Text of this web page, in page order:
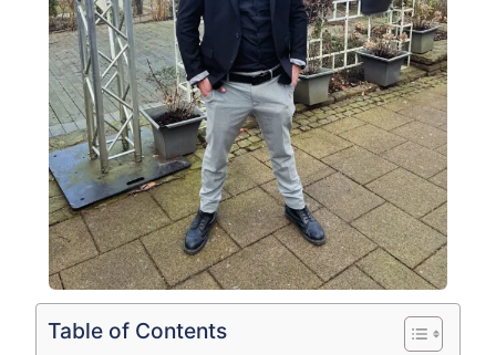
Table of Contents